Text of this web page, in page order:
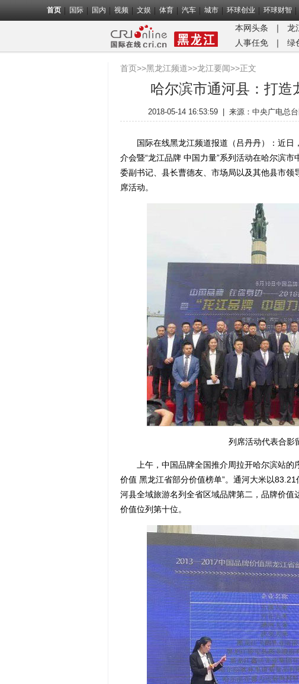
首页 国际 国内 视频 文娱 体育 汽车 城市 环球创业 环球财智
本网头条 ｜ 龙
人事任免
｜ 绿
首页>>黑龙江频道>>龙江要闻>>正文
哈尔滨市通河县：打造
2018-05-14 16:53:59 来源： 中央广电总
国际在线黑龙江频道报道（吕丹丹）：近日
介会暨“龙江品牌 中国力量”系列活动在哈尔滨
委副书记、县长曹德友、市场局以及其他县市
席活动。
列席活动代表合
上午，中国品牌全国推介周拉开哈尔滨站的
价值 黑龙江省部分价值榜单”。通河大米以
河县全域旅游名列全省区域品牌第二，品牌价
价值位列第十位。